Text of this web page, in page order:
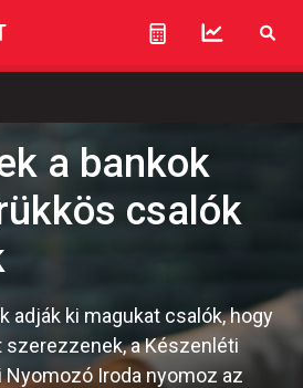
a bankok
csalók
adják ki magukat csalók, hogy
szerezzenek, a Készenléti
Iroda nyomoz az